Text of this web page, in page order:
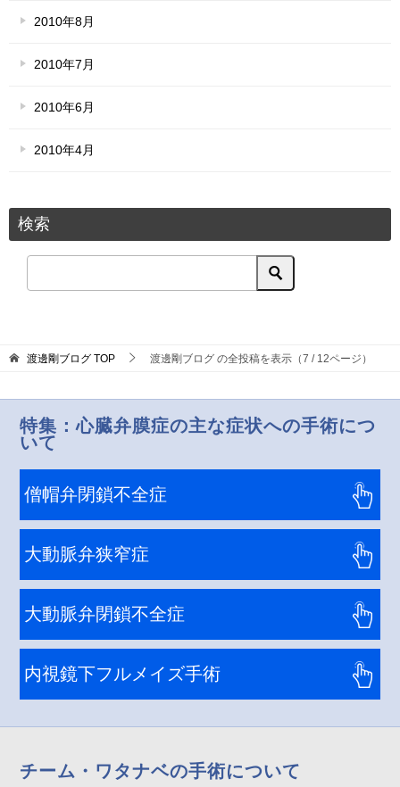
2010年8月
2010年7月
2010年6月
2010年4月
検索
渡邊剛ブログ TOP 渡邊剛ブログ の全投稿を表示（7 / 12ページ）
特集：心臓弁膜症の主な症状への手術につ
いて
僧帽弁閉鎖不全症
大動脈弁狭窄症
大動脈弁閉鎖不全症
内視鏡下フルメイズ手術
チーム・ワタナベの手術について